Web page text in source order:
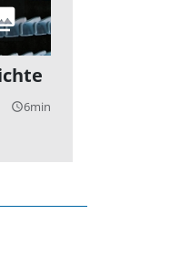
query_builder6min